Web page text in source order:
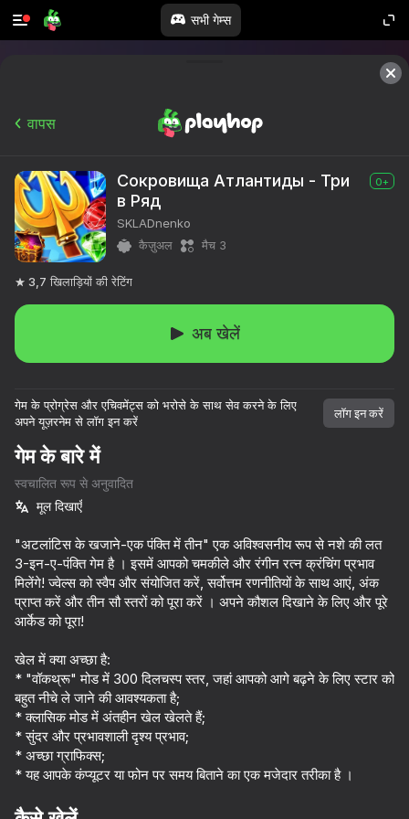
सभी गेम्स
57
55
45
वापस
Сокровища Атлантиды - Три
в Ряд
0+
SKLADnenko
कैज़ुअल
मैच 3
3,7 खिलाड़ियों की रेटिंग
अब खेलें
गेम के प्रोग्रेस और एचिवमेंट्स को भरोसे के साथ सेव करने के लिए
अपने यूज़रनेम से लॉग इन करें
लॉग इन करें
गेम के बारे में
स्वचालित रूप से अनुवादित
मूल दिखाएँ
"अटलांटिस के खजाने-एक पंक्ति में तीन" एक अविश्वसनीय रूप से नशे की लत
3-इन-ए-पंक्ति गेम है । इसमें आपको चमकीले और रंगीन रत्न क्रंचिंग प्रभाव
मिलेंगे! ज्वेल्स को स्वैप और संयोजित करें, सर्वोत्तम रणनीतियों के साथ आएं, अंक
प्राप्त करें और तीन सौ स्तरों को पूरा करें । अपने कौशल दिखाने के लिए और पूरे
आर्केड को पूरा!
खेल में क्या अच्छा है:
* "वॉकथ्रू" मोड में 300 दिलचस्प स्तर, जहां आपको आगे बढ़ने के लिए स्टार को
बहुत नीचे ले जाने की आवश्यकता है;
* क्लासिक मोड में अंतहीन खेल खेलते हैं;
* सुंदर और प्रभावशाली दृश्य प्रभाव;
* अच्छा ग्राफिक्स;
* यह आपके कंप्यूटर या फोन पर समय बिताने का एक मजेदार तरीका है ।